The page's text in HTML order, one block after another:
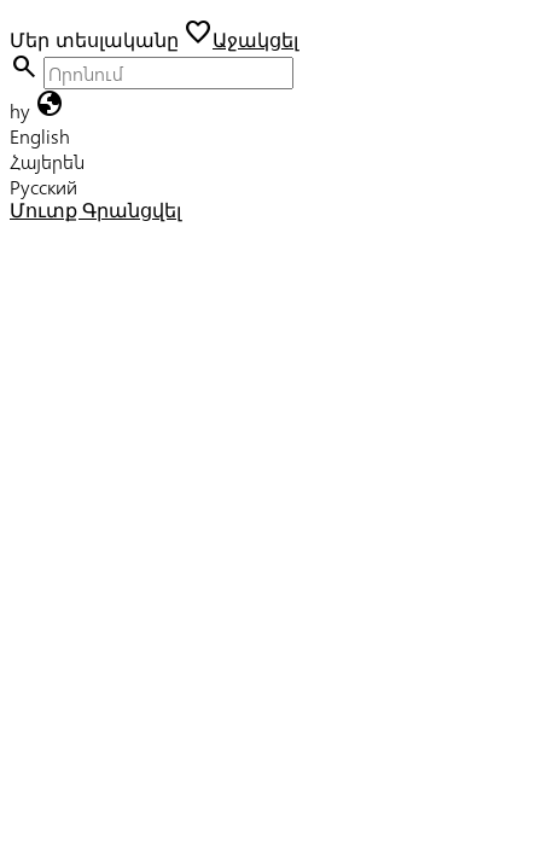
Մեր տեսլականը favoriteԱջակցել
search
hy globe
English
Հայերեն
Русский
Մուտք Գրանցվել